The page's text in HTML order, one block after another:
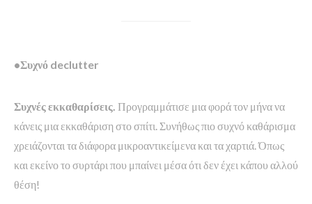
•Συχνό declutter
Συχνές εκκαθαρίσεις. Προγραμμάτισε μια φορά τον μήνα να
κάνεις μια εκκαθάριση στο σπίτι. Συνήθως πιο συχνό καθάρισμα
χρειάζονται τα διάφορα μικροαντικείμενα και τα χαρτιά. Όπως
και εκείνο το συρτάρι που μπαίνει μέσα ότι δεν έχει κάπου αλλού
θέση!